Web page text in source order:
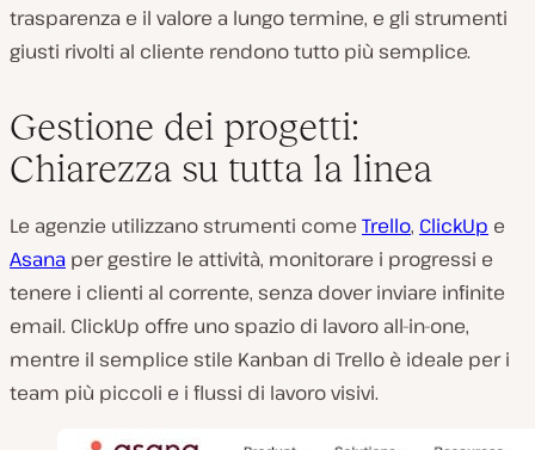
trasparenza e il valore a lungo termine, e gli strumenti
giusti rivolti al cliente rendono tutto più semplice.
Gestione dei progetti:
Chiarezza su tutta la linea
Le agenzie utilizzano strumenti come Trello, ClickUp e
Asana per gestire le attività, monitorare i progressi e
tenere i clienti al corrente, senza dover inviare infinite
email. ClickUp offre uno spazio di lavoro all-in-one,
mentre il semplice stile Kanban di Trello è ideale per i
team più piccoli e i flussi di lavoro visivi.